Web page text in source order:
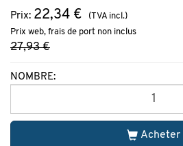
Prix: 22,34 €
(TVA incl.)
Prix web, frais de port non inclus
27,93 €
NOMBRE:
Acheter